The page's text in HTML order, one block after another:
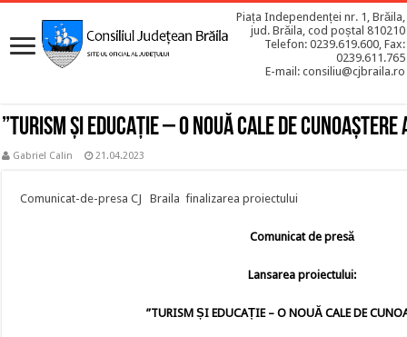
Piața Independenței nr. 1, Brăila,
jud. Brăila, cod poștal 810210
Telefon: 0239.619.600, Fax:
0239.611.765
E-mail: consiliu@cjbraila.ro
”TURISM ȘI EDUCAȚIE – O NOUĂ CALE DE CUNOAȘTERE
Gabriel Calin 21.04.2023
Comunicat-de-presa CJ Braila finalizarea proiectului
Comunicatde presă
Lansarea proiectului:
”TURISM ȘI EDUCAȚIE – O NOUĂ CALE DE